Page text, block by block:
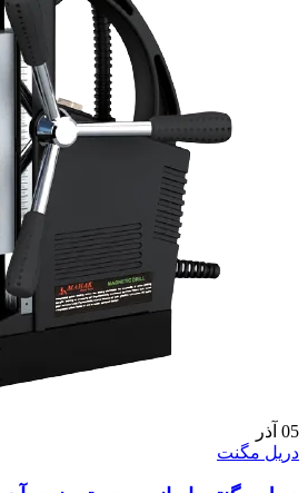
05 آذر
دریل مگنت